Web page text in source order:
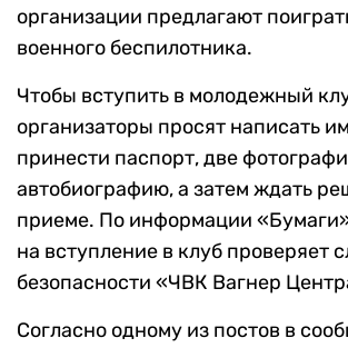
организации предлагают
военного беспилотника.
Чтобы вступить в молодежный
организаторы просят написать
принести паспорт, две
автобиографию, а затем ждать
приеме. По информации
на вступление в клуб проверяет
безопасности «ЧВК Вагнер
Согласно одному из постов в